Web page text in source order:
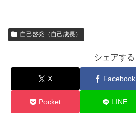
自己啓発（自己成長）
シェアする
X Facebook
Pocket LINE